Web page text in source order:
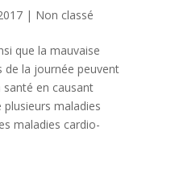
| Non classé
que la mauvaise
de la journée peuvent
santé en causant
plusieurs maladies
maladies cardio-